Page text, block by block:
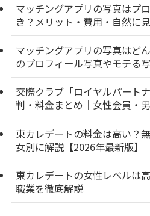
マッチングアプリの写真はプ
き？メリット・費用・自然に
マッチングアプリの写真はど
のプロフィール写真やモテる
交際クラブ「ロイヤルパート
判・料金まとめ｜女性会員・
東カレデートの料金は高い？
女別に解説【2026年最新版】
東カレデートの女性レベルは
職業を徹底解説